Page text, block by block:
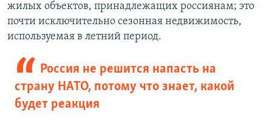
жилых объектов, принадлежащих россиянам; это
почти исключительно сезонная недвижимость,
используемая в летний период.
Россия не решится напасть на
страну НАТО, потому что знает, какой
будет реакция